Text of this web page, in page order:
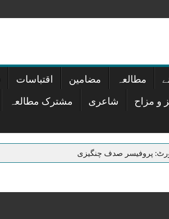
مطالعہ مضامین اقتباسات
و مزاح شاعری مشترک مطالعہ
پروفیسر صدف چنگیزی